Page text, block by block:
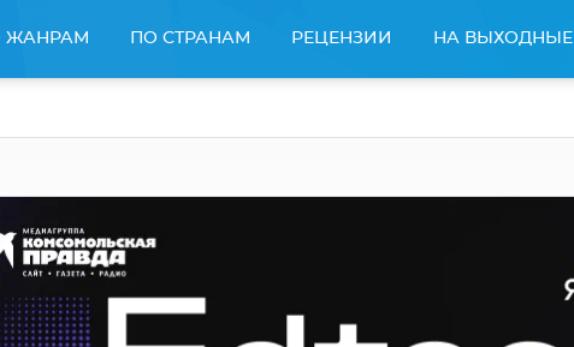
ЖАНРАМ ПО СТРАНАМ РЕЦЕНЗИИ НА ВЫХОДНЫЕ